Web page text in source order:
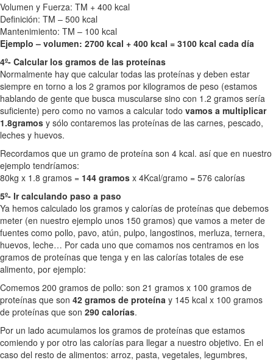
Volumen y Fuerza: TM + 400 kcal
Definición: TM – 500 kcal
Mantenimiento: TM – 100 kcal
Ejemplo – volumen: 2700 kcal + 400 kcal = 3100 kcal cada día
4º- Calcular los gramos de las proteínas
Normalmente hay que calcular todas las proteínas y deben estar
siempre en torno a los 2 gramos por kilogramos de peso (estamos
hablando de gente que busca muscularse sino con 1.2 gramos sería
suficiente) pero como no vamos a calcular todo vamos a multiplicar
1.8gramos y sólo contaremos las proteínas de las carnes, pescado,
leches y huevos.
Recordamos que un gramo de proteína son 4 kcal. así que en nuestro
ejemplo tendríamos:
80kg x 1.8 gramos = 144 gramos x 4Kcal/gramo = 576 calorías
5º- Ir calculando paso a paso
Ya hemos calculado los gramos y calorías de proteínas que debemos
meter (en nuestro ejemplo unos 150 gramos) que vamos a meter de
fuentes como pollo, pavo, atún, pulpo, langostinos, merluza, ternera,
huevos, leche… Por cada uno que comamos nos centramos en los
gramos de proteínas que tenga y en las calorías totales de ese
alimento, por ejemplo:
Comemos 200 gramos de pollo: son 21 gramos x 100 gramos de
proteínas que son 42 gramos de proteína y 145 kcal x 100 gramos
de proteínas que son 290 calorías.
Por un lado acumulamos los gramos de proteínas que estamos
comiendo y por otro las calorías para llegar a nuestro objetivo. En el
caso del resto de alimentos: arroz, pasta, vegetales, legumbres,